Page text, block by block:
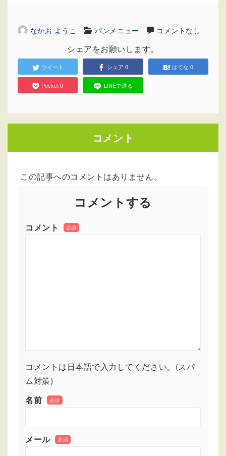
なかお ようこ パンメニュー コメントなし
シェアをお願いします。
ツイート シェア 0 はてな 0
Pocket0 LINEで送る
コメント
この記事へのコメントはありません。
コメントする
コメント 必須
コメントは日本語で入力してください。(スパ
ム対策)
名前
必須
メール 必須